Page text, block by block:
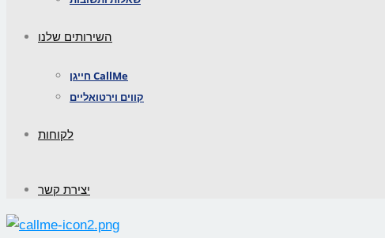
השירותים שלנו
חייגן CallMe
קווים וירטואליים
לקוחות
יצירת קשר